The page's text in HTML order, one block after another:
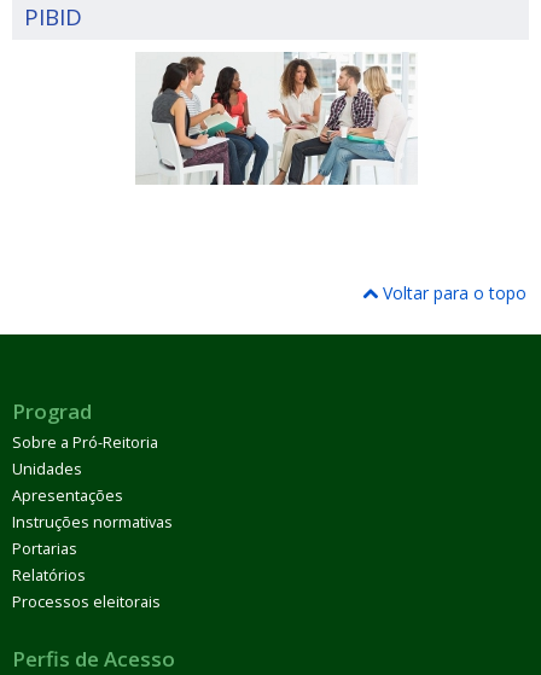
PIBID
Voltar para o topo
Prograd
Sobre a Pró-Reitoria
Unidades
Apresentações
Instruções normativas
Portarias
Relatórios
Processos eleitorais
Perfis de Acesso